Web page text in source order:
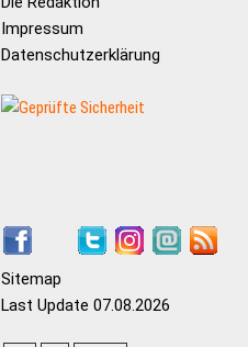
Impressum
Datenschutzerklärung
Sitemap
Last Update 07.08.2026